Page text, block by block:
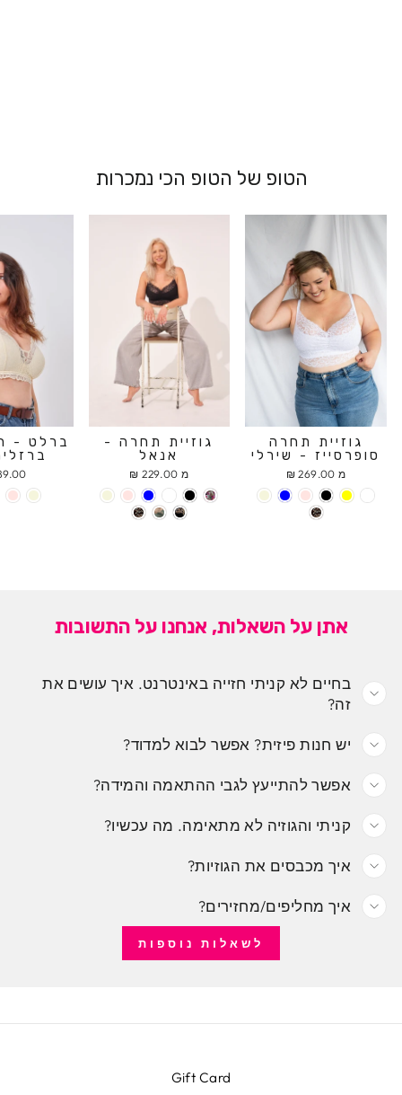
הטופ של הטופ הכי נמכרות
גוזיית תחרה
סופרסייז - שירלי
מ 269.00 ₪
גוזיית תחרה -
אנאל
מ 229.00 ₪
ברלט -
₪
אתן על השאלות, אנחנו על התשובות
בחיים לא קניתי חזייה באינטרנט. איך עושים את
זה?
יש חנות פיזית? אפשר לבוא למדוד?
אפשר להתייעץ לגבי ההתאמה והמידה?
קניתי והגוזיה לא מתאימה. מה עכשיו?
איך מכבסים את הגוזיות?
איך מחליפים/מחזירים?
לשאלות נוספות
Gift Card